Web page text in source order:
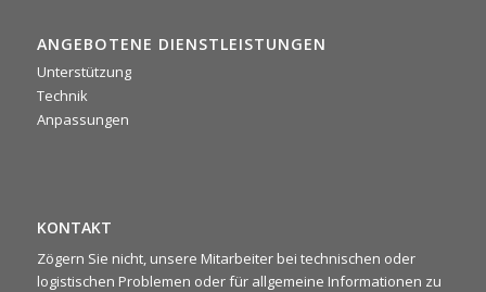
per condividere idee, allinearci sugli obiettivi e ritrovarci
rafforzando lo spirito di squadra 🤝
ANGEBOTENE DIENSTLEISTUNGEN
Unterstützung
Technik
Anpassungen
KONTAKT
Zögern Sie nicht, unsere Mitarbeiter bei technischen oder
logistischen Problemen oder für allgemeine Informationen zu